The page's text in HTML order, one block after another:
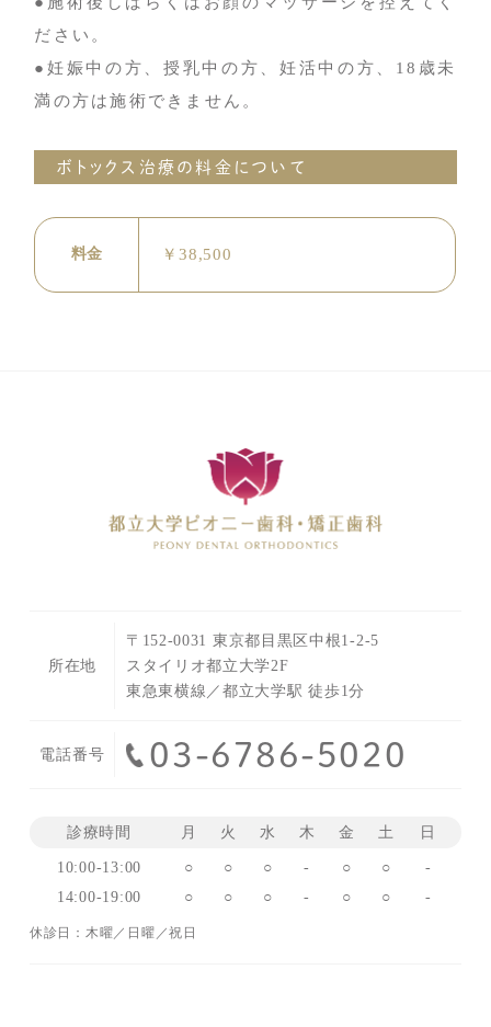
ださい。
●妊娠中の方、授乳中の方、妊活中の方、18歳未
満の方は施術できません。
ボトックス治療の料金について
料金 ￥38,500
所在地
〒152-0031 東京都目黒区中根1-2-5
スタイリオ都立大学2F
東急東横線／都立大学駅 徒歩1分
電話番号 03-6786-5020
診療時間 月 火 水 木 金 土 日
10:00-13:00 ○ ○ ○ - ○ ○
-
14:00-19:00
○ ○ ○ - ○ ○ -
休診日：木曜／日曜／祝日